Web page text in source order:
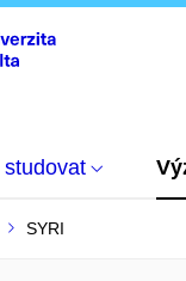
studovat
SYRI